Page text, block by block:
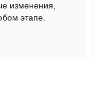
изменения,
этапе.